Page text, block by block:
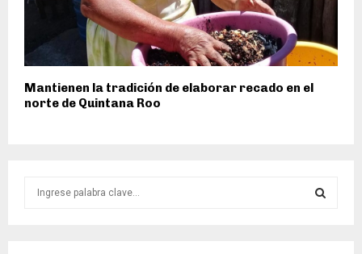
Mantienen la tradición de elaborar recado en el
norte de Quintana Roo